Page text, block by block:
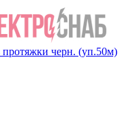
черн. (уп.50м)